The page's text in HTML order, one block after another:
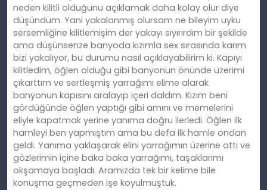
neden kilitli olduğunu açıklamak daha kolay olur diye
düşündüm. Yani yakalanmış olursam ne bileyim uyku
sersemliğine kilitlemişim der yakayı sıyırırdım bir şekilde
ama düşünsenze banyoda kızımla sex sırasında karım
bizi yakalıyor, bu durumu nasıl açıklayabilirim ki. Kapıyı
kilitledim, öğlen olduğu gibi banyonun önünde üzerimi
çıkarttım ve sertleşmiş yarrağımı elime alarak
banyonun kapısını aralayıp içeri daldım. Kızım beni
gördüğünde öğlen yaptığı gibi amını ve memelerini
eliyle kapatmak yerine yanıma doğru ilerledi. Öğlen ilk
hamleyi ben yapmıştım ama bu defa ilk hamle ondan
geldi. Yanıma yaklaşarak elini yarrağımın üzerine attı ve
gözlerimin içine baka baka yarrağımı, taşaklarımı
okşamaya başladı. Aramızda tek bir kelime bile
konuşma geçmeden işe koyulmuştuk.